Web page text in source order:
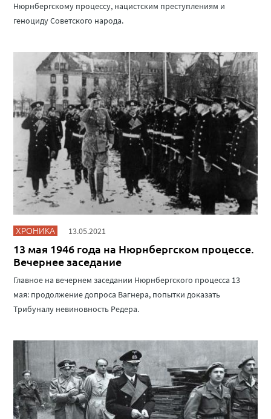
Нюрнбергскому процессу, нацистским преступлениям и
геноциду Советского народа.
ХРОНИКА 13.05.2021
13 мая 1946 года на Нюрнбергском процессе.
Вечернее заседание
Главное на вечернем заседании Нюрнбергского процесса 13
мая: продолжение допроса Вагнера, попытки доказать
Трибуналу невиновность Редера.